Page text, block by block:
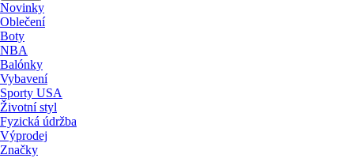
Novinky
Oblečení
Boty
NBA
Balónky
Vybavení
Sporty USA
Životní styl
Fyzická údržba
Výprodej
Značky